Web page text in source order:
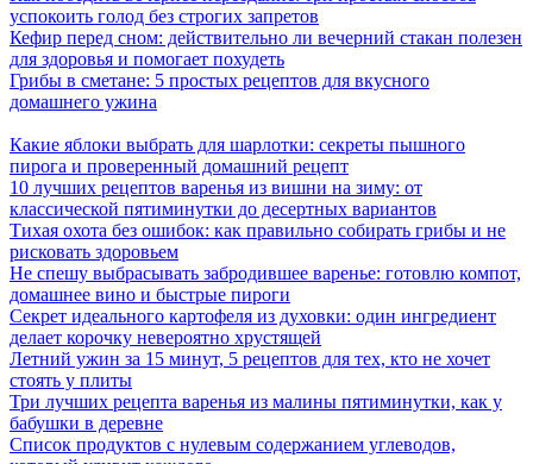
успокоить голод без строгих запретов
Кефир перед сном: действительно ли вечерний стакан полезен
для здоровья и помогает похудеть
Грибы в сметане: 5 простых рецептов для вкусного
домашнего ужина
Какие яблоки выбрать для шарлотки: секреты пышного
пирога и проверенный домашний рецепт
10 лучших рецептов варенья из вишни на зиму: от
классической пятиминутки до десертных вариантов
Тихая охота без ошибок: как правильно собирать грибы и не
рисковать здоровьем
Не спешу выбрасывать забродившее варенье: готовлю компот,
домашнее вино и быстрые пироги
Секрет идеального картофеля из духовки: один ингредиент
делает корочку невероятно хрустящей
Летний ужин за 15 минут, 5 рецептов для тех, кто не хочет
стоять у плиты
Три лучших рецепта варенья из малины пятиминутки, как у
бабушки в деревне
Список продуктов с нулевым содержанием углеводов,